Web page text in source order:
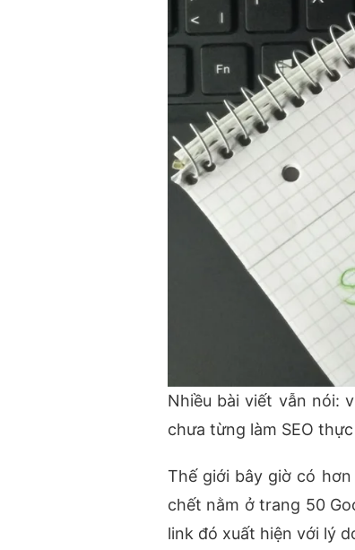
Nhiều bài viết vẫn nói:
chưa từng làm SEO
Thế giới bây giờ có
chết nằm ở trang 50
link đó xuất hiện với lý